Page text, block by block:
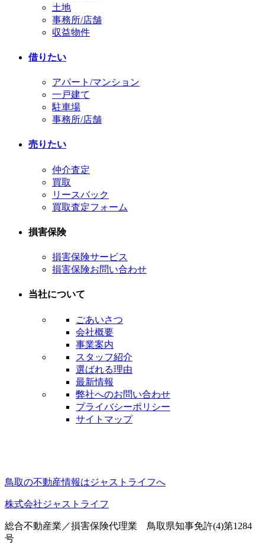
土地
事務所/店舗
収益物件
借りたい
アパート/マンション
一戸建て
駐車場
事務所/店舗
売りたい
仲介査定
買取
リースバック
買取査定フォーム
損害保険
損害保険サービス
損害保険お問い合わせ
当社について
ごあいさつ
会社概要
事業案内
スタッフ紹介
選ばれる理由
最新情報
弊社へのお問い合わせ
プライバシーポリシー
サイトマップ
鳥取の不動産情報はジャストライフへ
株式会社ジャストライフ
総合不動産業／損害保険代理業 鳥取県知事免許(4)第1284
号